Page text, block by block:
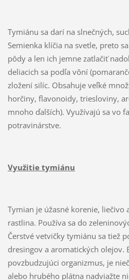
Tymiánu sa darí na slnečných,
Semienka klíčia na svetle, preto
pôdy a len ich jemne zatlačiť
deliacich sa podľa vôní
zložení silíc. Obsahuje veľké
horčiny, flavonoidy, triesloviny,
mnoho ďalších). Využívajú sa vo
potravinárstve.
Využitie tymiánu
Tymian je úžasné korenie, liečivo
rastlina. Používa sa do
Čerstvé vetvičky tymiánu sa tiež
dresingov a aromatických olejov.
povzbudzujúci organizmus, je
alebo hrubého plátna nadviažte